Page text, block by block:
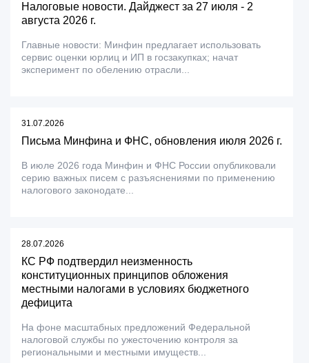
Налоговые новости. Дайджест за 27 июля - 2
августа 2026 г.
Главные новости: Минфин предлагает использовать
сервис оценки юрлиц и ИП в госзакупках; начат
эксперимент по обелению отрасли...
31.07.2026
Письма Минфина и ФНС, обновления июля 2026 г.
В июле 2026 года Минфин и ФНС России опубликовали
серию важных писем с разъяснениями по применению
налогового законодате...
28.07.2026
КС РФ подтвердил неизменность
конституционных принципов обложения
местными налогами в условиях бюджетного
дефицита
На фоне масштабных предложений Федеральной
налоговой службы по ужесточению контроля за
региональными и местными имуществ...